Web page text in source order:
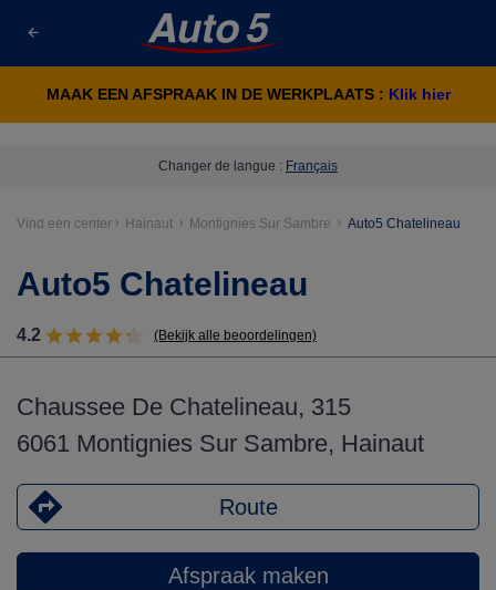
MAAK EEN AFSPRAAK IN DE WERKPLAATS : Klik hier
Vind een center Hainaut Montignies Sur Sambre Auto5 Chatelineau
Changer de langue : Français
Auto5 Chatelineau
4.2 (Bekijk alle beoordelingen)
Chaussee De Chatelineau, 315
6061 Montignies Sur Sambre, Hainaut
Route
Afspraak maken